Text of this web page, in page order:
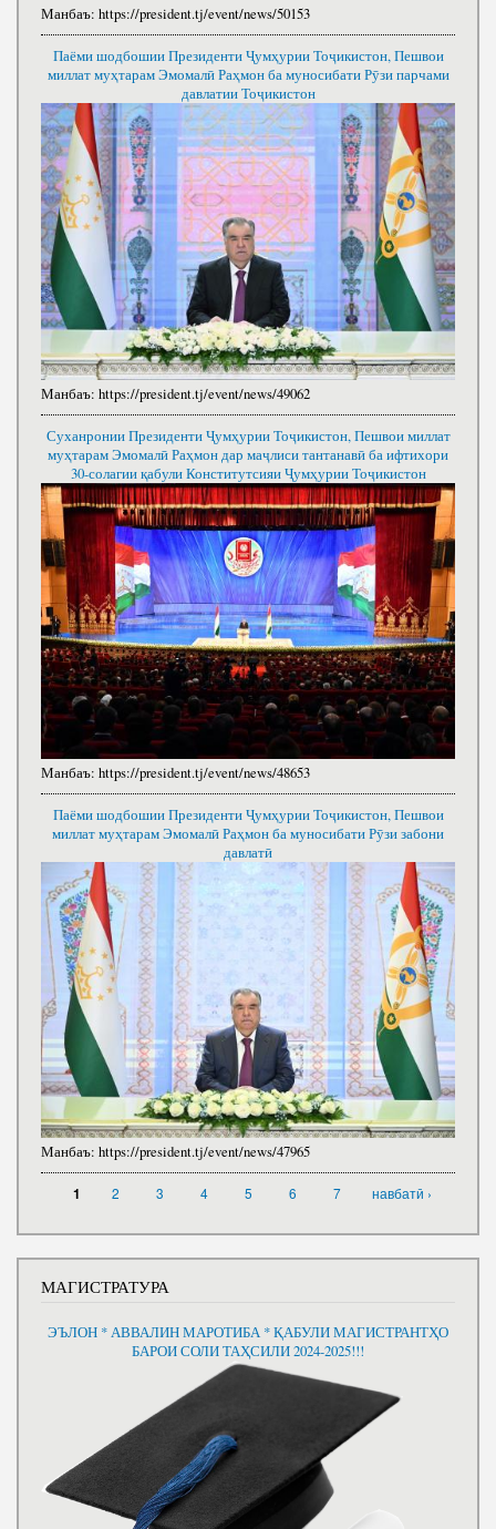
Манбаъ: https://president.tj/event/news/50153
Паёми шодбошии Президенти Ҷумҳурии Тоҷикистон, Пешвои
миллат муҳтарам Эмомалӣ Раҳмон ба муносибати Рӯзи парчами
давлатии Тоҷикистон
Манбаъ: https://president.tj/event/news/49062
Суханронии Президенти Ҷумҳурии Тоҷикистон, Пешвои миллат
муҳтарам Эмомалӣ Раҳмон дар маҷлиси тантанавӣ ба ифтихори
30-солагии қабули Конститутсияи Ҷумҳурии Тоҷикистон
Манбаъ: https://president.tj/event/news/48653
Паёми шодбошии Президенти Ҷумҳурии Тоҷикистон, Пешвои
миллат муҳтарам Эмомалӣ Раҳмон ба муносибати Рӯзи забони
давлатӣ
Манбаъ: https://president.tj/event/news/47965
1 2 3 4 5 6 7 навбатӣ ›
МАГИСТРАТУРА
ЭЪЛОН * АВВАЛИН МАРОТИБА * ҚАБУЛИ МАГИСТРАНТҲО
БАРОИ СОЛИ ТАҲСИЛИ 2024-2025!!!